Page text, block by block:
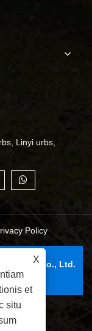
Linyi urbs,
Policy
Co., Ltd.
X
et
situ